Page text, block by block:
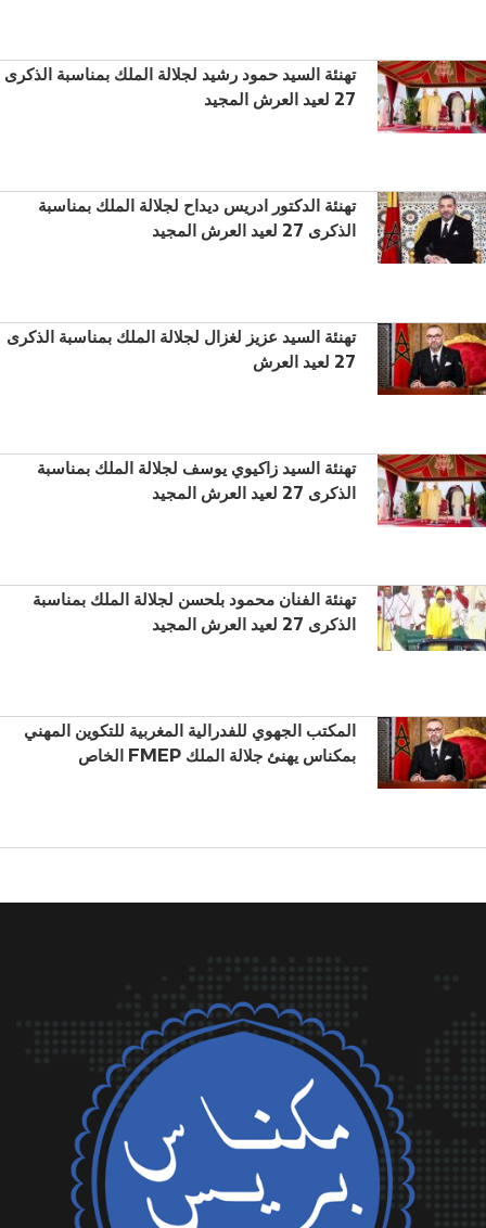
تهنئة السيد حمود رشيد لجلالة الملك بمناسبة الذكرى
27 لعيد العرش المجيد
تهنئة الدكتور ادريس ديداح لجلالة الملك بمناسبة
الذكرى 27 لعيد العرش المجيد
تهنئة السيد عزيز لغزال لجلالة الملك بمناسبة الذكرى
27 لعيد العرش
تهنئة السيد زاكيوي يوسف لجلالة الملك بمناسبة
الذكرى 27 لعيد العرش المجيد
تهنئة الفنان محمود بلحسن لجلالة الملك بمناسبة
الذكرى 27 لعيد العرش المجيد
المكتب الجهوي للفدرالية المغربية للتكوين المهني
الخاص FMEP بمكناس يهنئ جلالة الملك